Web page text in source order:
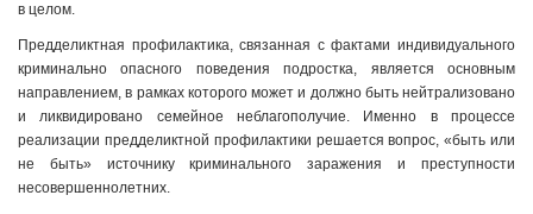
в целом.
Предделиктная профилактика, связанная с фактами индивидуального
криминально опасного поведения подростка, является основным
направлением, в рамках которого может и должно быть нейтрализовано
и ликвидировано семейное неблагополучие. Именно в процессе
реализации предделиктной профилактики решается вопрос, «быть или
не быть» источнику криминального заражения и преступности
несовершеннолетних.